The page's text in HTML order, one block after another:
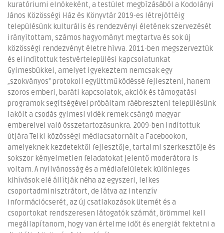
kuratóriumi elnökeként, a testület megbízásából a Kodolányi
János Közösségi Ház és Könyvtár 2019-es létrejöttéig
településünk kulturális és rendezvényi életének szervezését
irányítottam, számos hagyományt megtartva és sok új
közösségi rendezvényt életre hívva. 2011-ben megszerveztük
és elindítottuk testvértelepülési kapcsolatunkat
Gyimesbükkel, amelyet igyekeztem nemcsak egy
„szokványos” protokoll együttműködéssé fejleszteni, hanem
szoros emberi, baráti kapcsolatok, akciók és támogatási
programok segítségével próbáltam ráébreszteni településünk
lakóit a csodás gyimesi vidék remek csángó magyar
embereivel való összetartozásunkra. 2009-ben indítottuk
útjára Telki közösségi médiacsatornáit a Facebookon,
amelyeknek kezdetektől fejlesztője, tartalmi szerkesztője és
sokszor kényelmetlen feladatokat jelentő moderátora is
voltam. A nyilvánosság és a médiafelületek különleges
kihívások elé állítják néha az egyszeri, lelkes
csoportadminisztrátort, de látva az intenzív
információcserét, az új csatlakozások ütemét és a
csoportokat rendszeresen látogatók számát, örömmel kell
megállapítanom, hogy van értelme időt és energiát fektetni a